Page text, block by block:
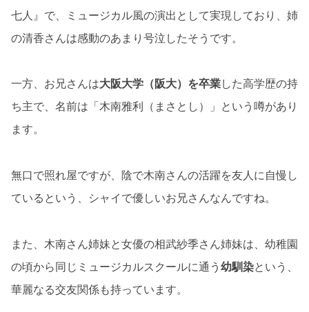
七人』で、ミュージカル風の演出として実現しており、姉
の清香さんは感動のあまり号泣したそうです。
一方、お兄さんは大阪大学（阪大）を卒業した高学歴の持
ち主で、名前は「木南雅利（まさとし）」という噂があり
ます。
無口で照れ屋ですが、陰で木南さんの活躍を友人に自慢し
ているという、シャイで優しいお兄さんなんですね。
また、木南さん姉妹と女優の相武紗季さん姉妹は、幼稚園
の頃から同じミュージカルスクールに通う 幼馴染という、
華麗なる交友関係も持っています。